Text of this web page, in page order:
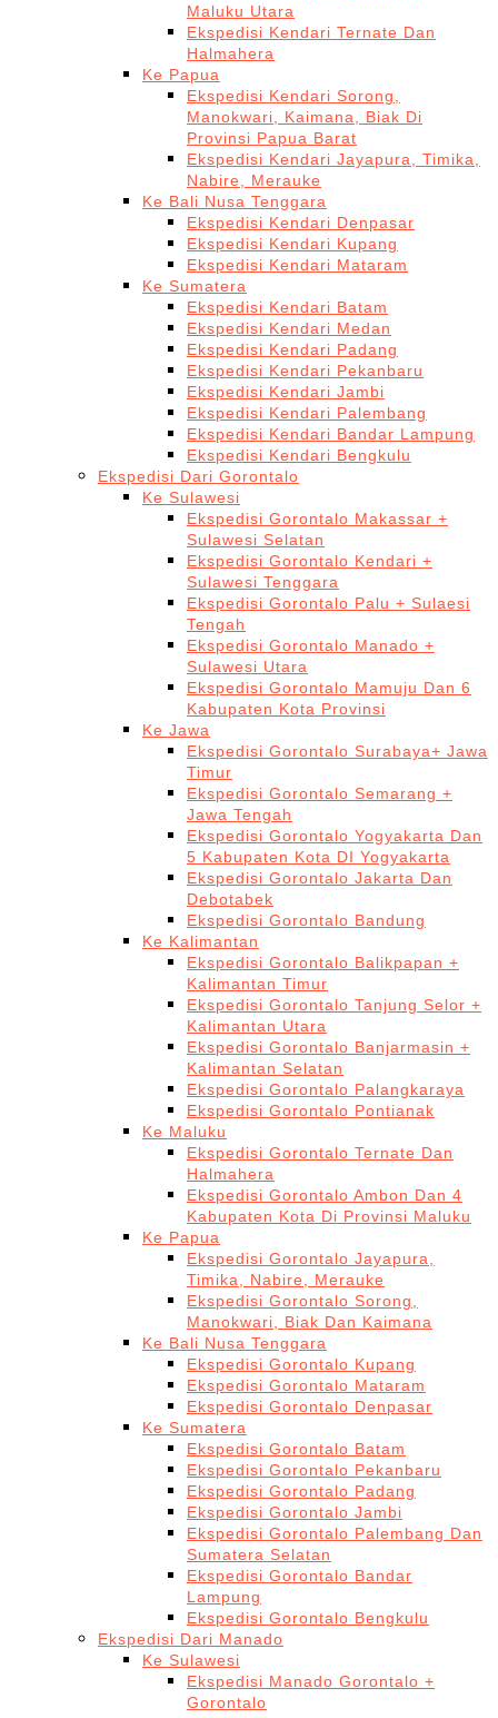
Maluku Utara
Ekspedisi Kendari Ternate Dan
Halmahera
Ke Papua
Ekspedisi Kendari Sorong,
Manokwari, Kaimana, Biak Di
Provinsi Papua Barat
Ekspedisi Kendari Jayapura, Timika,
Nabire, Merauke
Ke Bali Nusa Tenggara
Ekspedisi Kendari Denpasar
Ekspedisi Kendari Kupang
Ekspedisi Kendari Mataram
Ke Sumatera
Ekspedisi Kendari Batam
Ekspedisi Kendari Medan
Ekspedisi Kendari Padang
Ekspedisi Kendari Pekanbaru
Ekspedisi Kendari Jambi
Ekspedisi Kendari Palembang
Ekspedisi Kendari Bandar Lampung
Ekspedisi Kendari Bengkulu
Ekspedisi Dari Gorontalo
Ke Sulawesi
Ekspedisi Gorontalo Makassar +
Sulawesi Selatan
Ekspedisi Gorontalo Kendari +
Sulawesi Tenggara
Ekspedisi Gorontalo Palu + Sulaesi
Tengah
Ekspedisi Gorontalo Manado +
Sulawesi Utara
Ekspedisi Gorontalo Mamuju Dan 6
Kabupaten Kota Provinsi
Ke Jawa
Ekspedisi Gorontalo Surabaya+ Jawa
Timur
Ekspedisi Gorontalo Semarang +
Jawa Tengah
Ekspedisi Gorontalo Yogyakarta Dan
5 Kabupaten Kota DI Yogyakarta
Ekspedisi Gorontalo Jakarta Dan
Debotabek
Ekspedisi Gorontalo Bandung
Ke Kalimantan
Ekspedisi Gorontalo Balikpapan +
Kalimantan Timur
Ekspedisi Gorontalo Tanjung Selor +
Kalimantan Utara
Ekspedisi Gorontalo Banjarmasin +
Kalimantan Selatan
Ekspedisi Gorontalo Palangkaraya
Ekspedisi Gorontalo Pontianak
Ke Maluku
Ekspedisi Gorontalo Ternate Dan
Halmahera
Ekspedisi Gorontalo Ambon Dan 4
Kabupaten Kota Di Provinsi Maluku
Ke Papua
Ekspedisi Gorontalo Jayapura,
Timika, Nabire, Merauke
Ekspedisi Gorontalo Sorong,
Manokwari, Biak Dan Kaimana
Ke Bali Nusa Tenggara
Ekspedisi Gorontalo Kupang
Ekspedisi Gorontalo Mataram
Ekspedisi Gorontalo Denpasar
Ke Sumatera
Ekspedisi Gorontalo Batam
Ekspedisi Gorontalo Pekanbaru
Ekspedisi Gorontalo Padang
Ekspedisi Gorontalo Jambi
Ekspedisi Gorontalo Palembang Dan
Sumatera Selatan
Ekspedisi Gorontalo Bandar
Lampung
Ekspedisi Gorontalo Bengkulu
Ekspedisi Dari Manado
Ke Sulawesi
Ekspedisi Manado Gorontalo +
Gorontalo